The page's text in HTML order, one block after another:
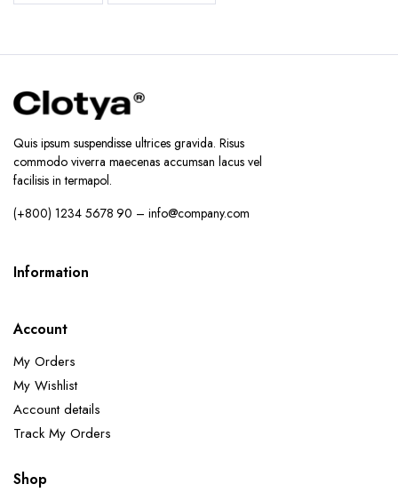
Quis ipsum suspendisse ultrices gravida. Risus
commodo viverra maecenas accumsan lacus vel
facilisis in termapol.
(+800) 1234 5678 90 – info@company.com
Information
Account
My Orders
My Wishlist
Account details
Track My Orders
Shop